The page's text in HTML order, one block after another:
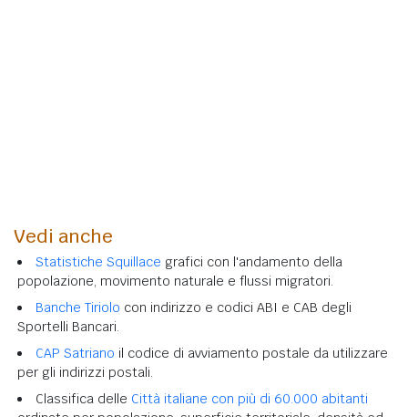
Vedi anche
Statistiche Squillace grafici con l'andamento della
popolazione, movimento naturale e flussi migratori.
Banche Tiriolo con indirizzo e codici ABI e CAB degli
Sportelli Bancari.
CAP Satriano il codice di avviamento postale da utilizzare
per gli indirizzi postali.
Classifica delle Città italiane con più di 60.000 abitanti